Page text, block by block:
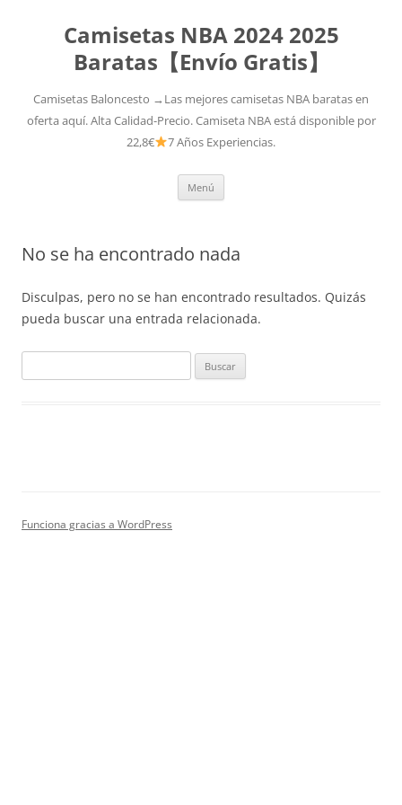
Camisetas NBA 2024 2025
Baratas【Envío Gratis】
Camisetas Baloncesto →Las mejores camisetas NBA baratas en
oferta aquí. Alta Calidad-Precio. Camiseta NBA está disponible por
22,8€
7 Años Experiencias.
Menú
No se ha encontrado nada
Disculpas, pero no se han encontrado resultados. Quizás
pueda buscar una entrada relacionada.
Funciona gracias a WordPress